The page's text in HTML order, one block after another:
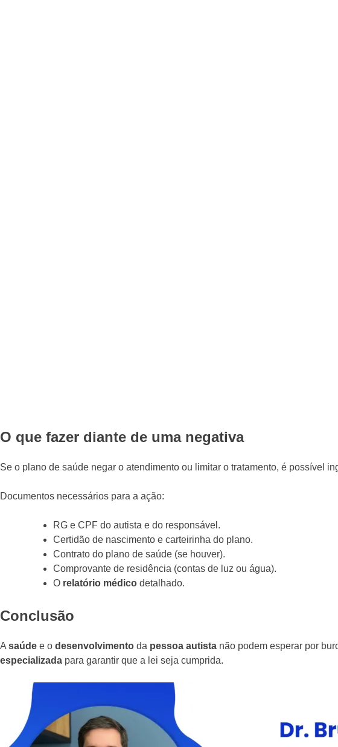
O que fazer diante de uma negativa
Se o plano de saúde negar o atendimento ou limitar o tratamento, é possível
Documentos necessários para a ação:
RG e CPF do autista e do responsável.
Certidão de nascimento e carteirinha do plano.
Contrato do plano de saúde (se houver).
Comprovante de residência (contas de luz ou água).
O relatório médico detalhado.
Conclusão
A saúde e o desenvolvimento da pessoa autista não podem esperar por
especializada para garantir que a lei seja cumprida.